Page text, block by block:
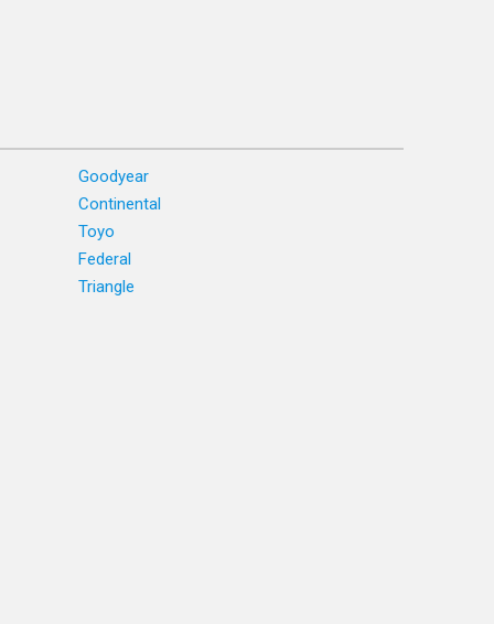
Goodyear
Continental
Toyo
Federal
Triangle